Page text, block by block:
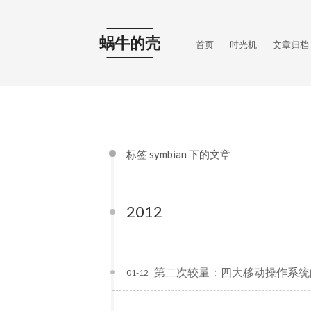
蜗牛的壳 首页 时光机 文章归档
标签 symbian 下的文章
2012
第二次较量：四大移动操作系
01-12